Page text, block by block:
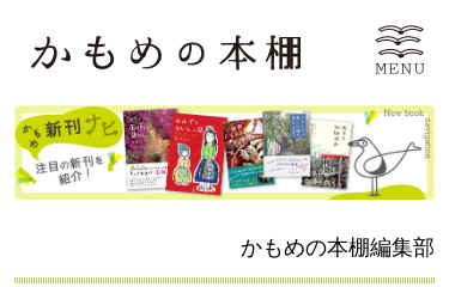
かもめの本棚編集部